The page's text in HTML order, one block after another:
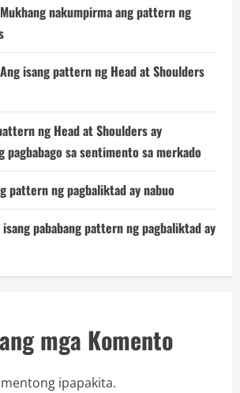
nakumpirma ang pattern ng
isang pattern ng Head at Shoulders
ng Head at Shoulders ay
pagbabago sa sentimento sa merkado
pattern ng pagbaliktad ay nabuo
isang pababang pattern ng pagbaliktad ay
mga Komento
ipapakita.